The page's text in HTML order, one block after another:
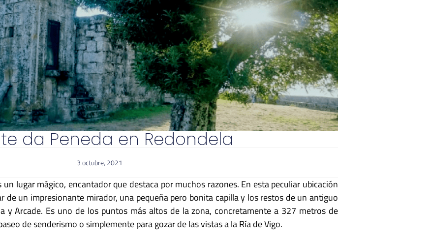
da Peneda en Redondela
3 octubre, 2021
lugar mágico, encantador que destaca por muchos razones. En esta peculiar ubicación
un impresionante mirador, una pequeña pero bonita capilla y los restos de un antiguo
y Arcade. Es uno de los puntos más altos de la zona, concretamente a 327 metros de
de senderismo o simplemente para gozar de las vistas a la Ría de Vigo.